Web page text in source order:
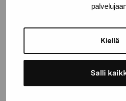
Kiellä
Salli